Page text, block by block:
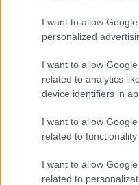
I want to allow
personalized
I want to allow
related to analytics
device identifiers in
I want to allow
related to
I want to allow
related to
A műveletet
Jürgen Stroopot a
Lengyelországban
elleni bűntettek
A
a varsói